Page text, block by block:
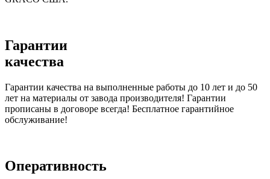
Гарантии
качества
Гарантии качества на выполненные работы до 10 лет и до 50
лет на материалы от завода производителя! Гарантии
прописаны в договоре всегда! Бесплатное гарантийное
обслуживание!
Оперативность